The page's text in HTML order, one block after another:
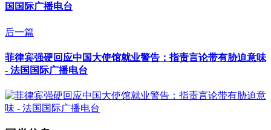
国国际广播电台
后一篇
菲律宾强硬回应中国大使馆就业警告：指责言论带有胁迫意味
- 法国国际广播电台